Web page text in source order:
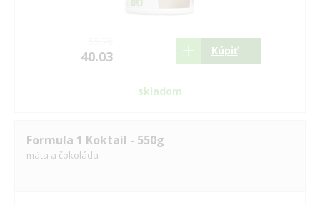
40.03 Kúpiť
skladom
Formula 1 Koktail - 550g
mäta a čokoláda